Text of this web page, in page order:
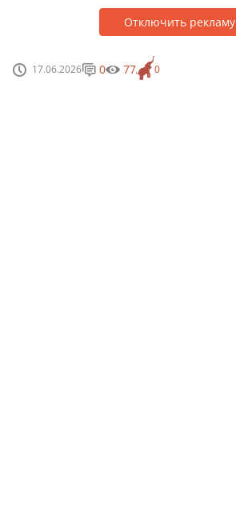
Отключить рекламу
17.06.2026 0
0 77